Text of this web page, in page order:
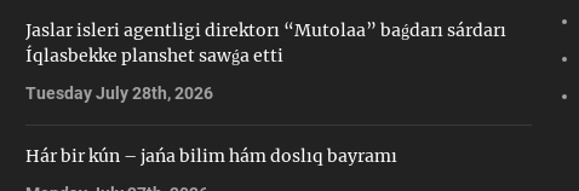
Jaslar isleri agentligi direktorı “Mutolaa” baǵdarı sárdarı
Íqlasbekke planshet sawǵa etti
Tuesday July 28th, 2026
Hár bir kún – jańa bilim hám doslıq bayramı